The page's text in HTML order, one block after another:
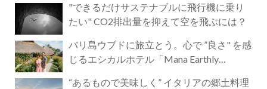
"できるだけサステナブルに飛行機に乗り
たい" CO2排出量を抑えて空を飛ぶには？
バリ島ウブドに旅立とう。心で ”良さ" を感
じるエシカルホテル「Mana Earthly
“あるもので美味しく” イタリアの郷土料理